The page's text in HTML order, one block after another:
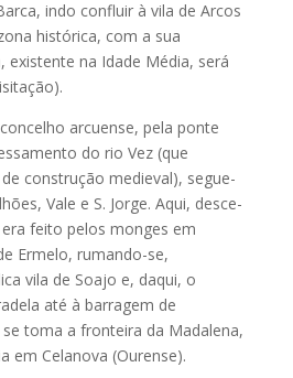
indo confluir à vila de Arcos
histórica, com a sua
existente na Idade Média, será
arcuense, pela ponte
do rio Vez (que
construção medieval), segue-
Vale e S. Jorge. Aqui, desce-
feito pelos monges em
Ermelo, rumando-se,
vila de Soajo e, daqui, o
até à barragem de
toma a fronteira da Madalena,
em Celanova (Ourense).